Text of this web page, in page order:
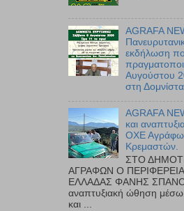
AGRAFA
εκδήλωση
Αυγούστου
στη
AGRAFA
και
ΟΧΕ Αγράφων
Κρεμαστών.
ΣΤΟ
ΑΓΡΑΦΩΝ Ο
ΕΛΛΑΔΑΣ ΦΑΝΗΣ ΣΠΑΝΟΣ
αναπτυξιακή ώθηση
και ...